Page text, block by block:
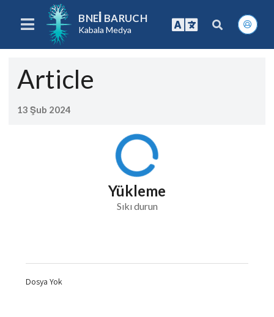
BNEI BARUCH
Kabala Medya
Article
13 Şub 2024
Yükleme
Sıkı durun
Dosya Yok